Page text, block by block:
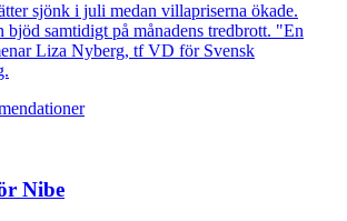
sjönk i juli medan villapriserna ökade.
bjöd samtidigt på månadens tredbrott. "En
Liza Nyberg, tf VD för Svensk
Nibe